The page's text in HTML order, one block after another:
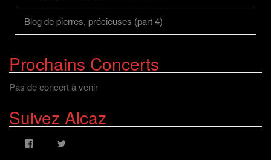
Blog de pierres, précieuses (part 4)
Prochains Concerts
Pas de concert à venir
Suivez Alcaz
Voir